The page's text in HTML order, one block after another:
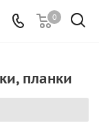
0
планки